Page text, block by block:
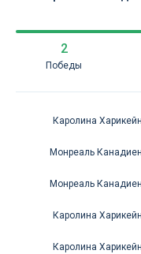
2
Победы
Каролина
Монреаль
Монреаль
Каролина
Каролина